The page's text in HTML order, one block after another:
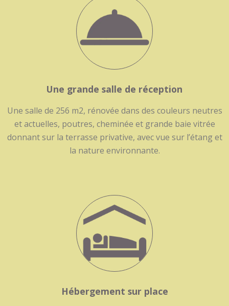
Une grande salle de réception
Une salle de 256 m2, rénovée dans des couleurs neutres
et actuelles, poutres, cheminée et grande baie vitrée
donnant sur la terrasse privative, avec vue sur l’étang et
la nature environnante.
Hébergement sur place